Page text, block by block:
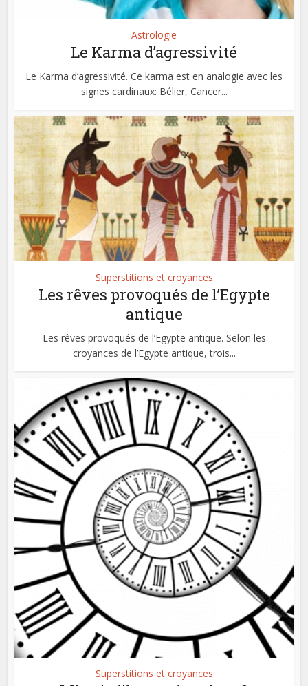
Astrologie
Le Karma d’agressivité
Le Karma d’agressivité. Ce karma est en analogie avec les
signes cardinaux: Bélier, Cancer...
Superstitions et croyances
Les rêves provoqués de l’Egypte
antique
Les rêves provoqués de l’Egypte antique. Selon les
croyances de l’Egypte antique, trois...
Superstitions et croyances